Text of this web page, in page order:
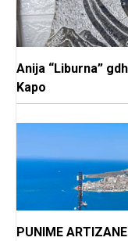
Anija “Liburna”
Kapo
PUNIME